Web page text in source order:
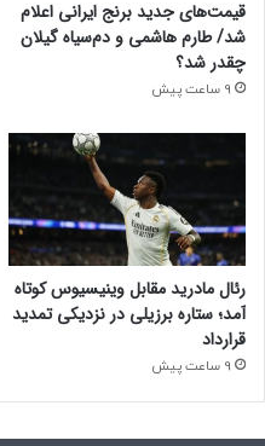
قیمت‌های جدید برنج ایرانی اعلام
شد/ طارم هاشمی و دم‌سیاه گیلان
چقدر شد؟
9 ساعت پیش
رئال مادرید مقابل وینیسیوس کوتاه
آمد؛ ستاره برزیلی در نزدیکی تمدید
قرارداد
9 ساعت پیش